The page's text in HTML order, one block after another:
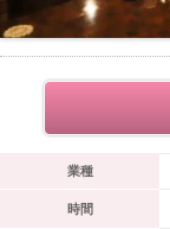
業種
時間